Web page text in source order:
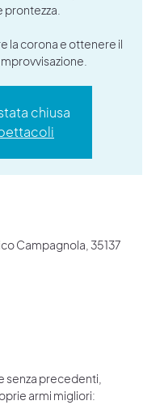
prontezza.
la corona e ottenere il
chiusa
Campagnola, 35137
senza precedenti,
armi migliori: